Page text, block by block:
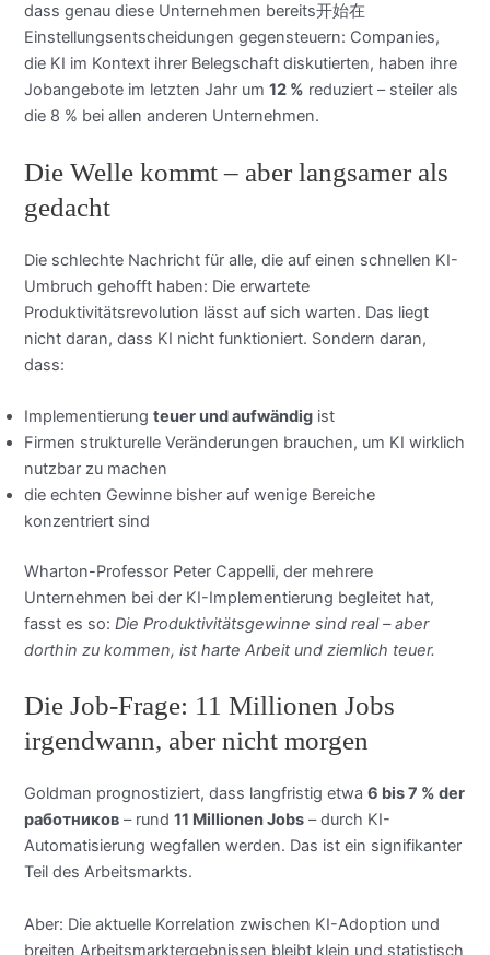
dass genau diese Unternehmen bereits开始在
Einstellungsentscheidungen gegensteuern: Companies,
die KI im Kontext ihrer Belegschaft diskutierten, haben ihre
Jobangebote im letzten Jahr um12 % reduziert – steiler als
die 8 % bei allen anderen Unternehmen.
Die Welle kommt – aber langsamer als
gedacht
Die schlechte Nachricht für alle, die auf einen schnellen KI-
Umbruch gehofft haben: Die erwartete
Produktivitätsrevolution lässt auf sich warten. Das liegt
nicht daran, dass KI nicht funktioniert. Sondern daran,
dass:
Implementierungteuer und aufwändig ist
Firmen strukturelle Veränderungen brauchen, um KI wirklich
nutzbar zu machen
die echten Gewinne bisher auf wenige Bereiche
konzentriert sind
Wharton-Professor Peter Cappelli, der mehrere
Unternehmen bei der KI-Implementierung begleitet hat,
fasst es so:Die Produktivitätsgewinne sind real – aber
dorthin zu kommen, ist harte Arbeit und ziemlich teuer.
Die Job-Frage: 11 Millionen Jobs
irgendwann, aber nicht morgen
Goldman prognostiziert, dass langfristig etwa6 bis 7 % der
работников – rund11 Millionen Jobs – durch KI-
Automatisierung wegfallen werden. Das ist ein signifikanter
Teil des Arbeitsmarkts.
Aber: Die aktuelle Korrelation zwischen KI-Adoption und
breiten Arbeitsmarktergebnissen bleibt klein und statistisch